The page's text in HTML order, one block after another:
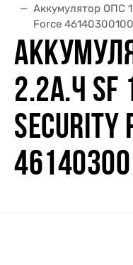
Аккумулятор ОПС
Force
2.2А.Ч SF
SECURITY